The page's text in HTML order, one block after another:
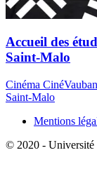
Accueil des
Saint-Malo
Cinéma CinéVauban
Saint-Malo
Mentions
© 2020 - Université